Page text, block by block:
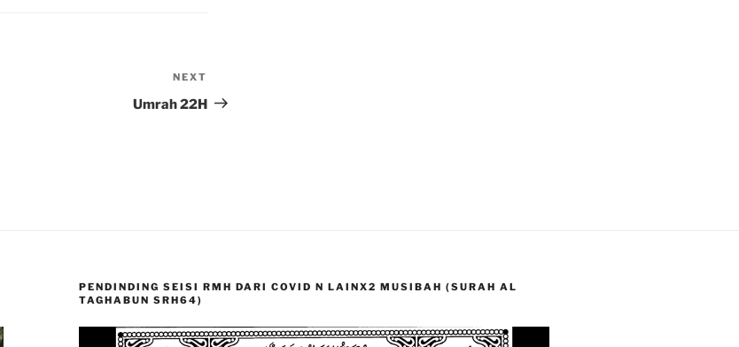
Post
NEXT
Umrah 22H
PENDINDING SEISI RMH DARI COVID N LAINX2 MUSIBAH (SURAH AL
TAGHABUN SRH64)